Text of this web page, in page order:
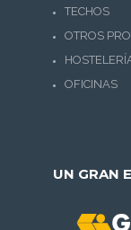
TECHOS
OTROS
OFICINAS
UN GRAN